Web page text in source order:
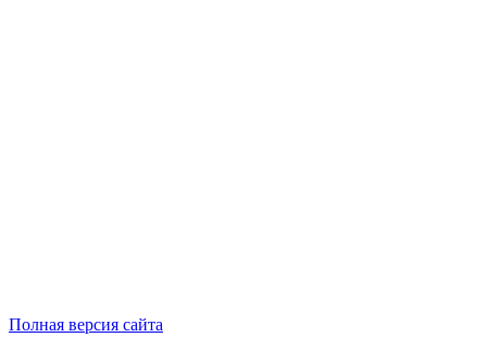
Полная версия сайта